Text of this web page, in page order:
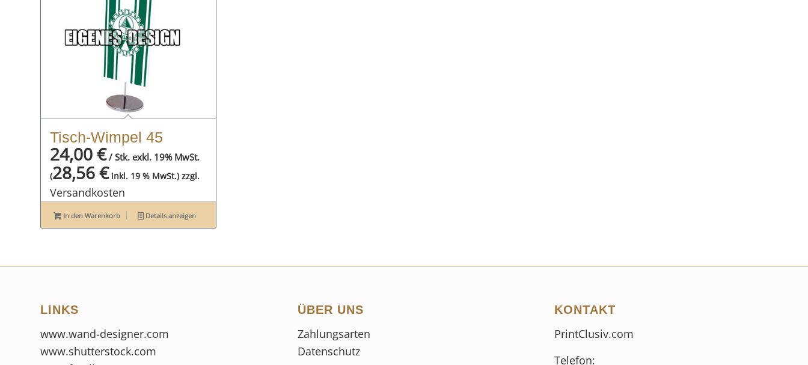
Tisch-Wimpel 45
24,00€/ Stk. exkl. 19% MwSt.
(28,56€inkl. 19 % MwSt.) zzgl.
Versandkosten
In den Warenkorb Details anzeigen
LINKS
www.wand-designer.com
www.shutterstock.com
ÜBER UNS
Zahlungsarten
Datenschutz
KONTAKT
PrintClusiv.com
Telefon: